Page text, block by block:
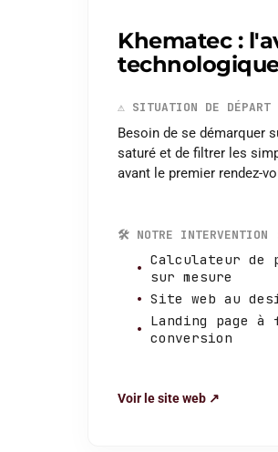
Khematec :
⚠️ SITUATION DE DÉPART
Besoin de se démarquer
saturé et de filtrer les
avant le premier rendez-
🛠️ NOTRE INTERVENTION
Calculateur de
sur mesure
Site web au
Landing page à
conversion
Voir le site web ↗